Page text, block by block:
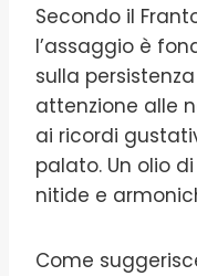
Secondo il
l’assaggio è
sulla
attenzione alle
ai ricordi
palato. Un olio
nitide e
Come